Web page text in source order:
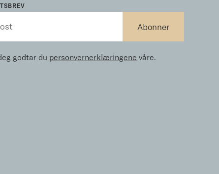
godtar du personvernerklæringene våre.